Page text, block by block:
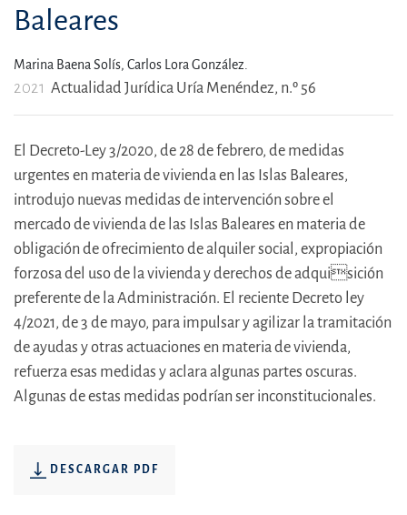
Baleares
Marina Baena Solís, Carlos Lora González.
2021 Actualidad Jurídica Uría Menéndez, n.º 56
El Decreto-Ley 3/2020, de 28 de febrero, de medidas
urgentes en materia de vivienda en las Islas Baleares,
introdujo nuevas medidas de intervención sobre el
mercado de vivienda de las Islas Baleares en materia de
obligación de ofrecimiento de alquiler social, expropiación
forzosa del uso de la vivienda y derechos de adquisición
preferente de la Administración. El reciente Decreto ley
4/2021, de 3 de mayo, para impulsar y agilizar la tramitación
de ayudas y otras actuaciones en materia de vivienda,
refuerza esas medidas y aclara algunas partes oscuras.
Algunas de estas medidas podrían ser inconstitucionales.
DESCARGAR PDF